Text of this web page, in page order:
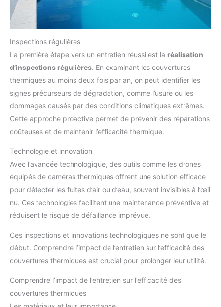
Inspections régulières
La première étape vers un entretien réussi est la réalisation
d’inspections régulières. En examinant les couvertures
thermiques au moins deux fois par an, on peut identifier les
signes précurseurs de dégradation, comme l’usure ou les
dommages causés par des conditions climatiques extrêmes.
Cette approche proactive permet de prévenir des réparations
coûteuses et de maintenir l’efficacité thermique.
Technologie et innovation
Avec l’avancée technologique, des outils comme les drones
équipés de caméras thermiques offrent une solution efficace
pour détecter les fuites d’air ou d’eau, souvent invisibles à l’œil
nu. Ces technologies facilitent une maintenance préventive et
réduisent le risque de défaillance imprévue.
Ces inspections et innovations technologiques ne sont que le
début. Comprendre l’impact de l’entretien sur l’efficacité des
couvertures thermiques est crucial pour prolonger leur utilité.
Comprendre l’impact de l’entretien sur l’efficacité des
couvertures thermiques